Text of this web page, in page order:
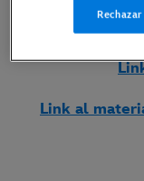
Link al